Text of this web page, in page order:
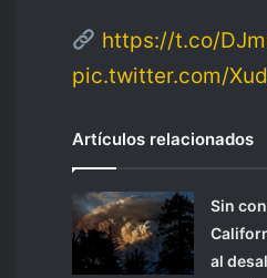
https://t.co/
pic.twitter.com/
Artículos relacionados
Sin
al